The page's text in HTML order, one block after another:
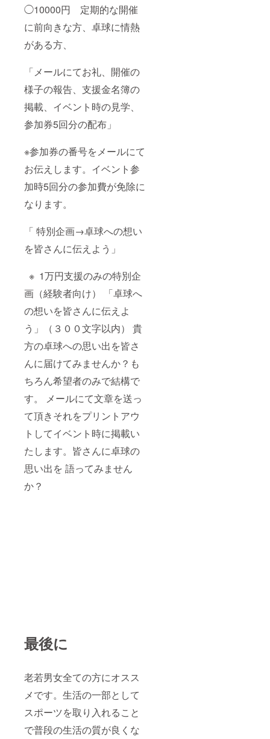
◯10000円 定期的な開催
に前向きな方、卓球に情熱
がある方、
「メールにてお礼、開催の
様子の報告、支援金名簿の
掲載、イベント時の見学、
参加券5回分の配布」
※参加券の番号をメールにて
お伝えします。イベント参
加時5回分の参加費が免除に
なります。
「 特別企画→卓球への想い
を皆さんに伝えよう」
※ 1万円支援のみの特別企
画（経験者向け） 「卓球へ
の想いを皆さんに伝えよ
う」（３００文字以内） 貴
方の卓球への思い出を皆さ
んに届けてみませんか？も
ちろん希望者のみで結構で
す。 メールにて文章を送っ
て頂きそれをプリントアウ
トしてイベント時に掲載い
たします。皆さんに卓球の
思い出を 語ってみません
か？
最後に
老若男女全ての方にオスス
メです。生活の一部として
スポーツを取り入れること
で普段の生活の質が良くな